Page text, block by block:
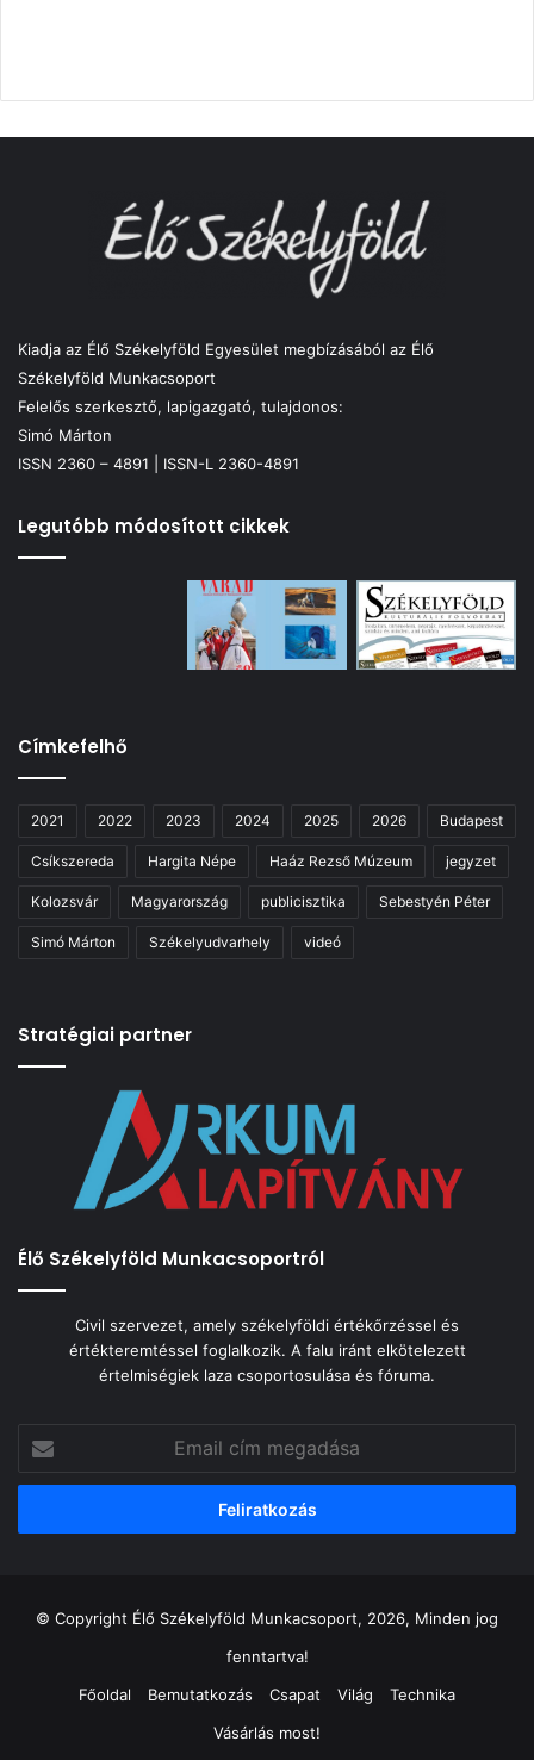
Kiadja az Élő Székelyföld Egyesület megbízásából az Élő
Székelyföld Munkacsoport
Felelős szerkesztő, lapigazgató, tulajdonos:
Simó Márton
ISSN 2360 – 4891 | ISSN-L 2360-4891
Legutóbb módosított cikkek
Címkefelhő
2021 2022 2023 2024 2025 2026 Budapest
Csíkszereda Hargita Népe Haáz Rezső Múzeum jegyzet
Kolozsvár Magyarország publicisztika Sebestyén Péter
Simó Márton Székelyudvarhely videó
Stratégiai partner
Élő Székelyföld Munkacsoportról
Civil szervezet, amely székelyföldi értékőrzéssel és
értékteremtéssel foglalkozik. A falu iránt elkötelezett
értelmiségiek laza csoportosulása és fóruma.
cím
megadása
© Copyright Élő Székelyföld Munkacsoport, 2026, Minden jog
fenntartva!
Főoldal
Bemutatkozás Csapat Világ
Technika
Vásárlás most!